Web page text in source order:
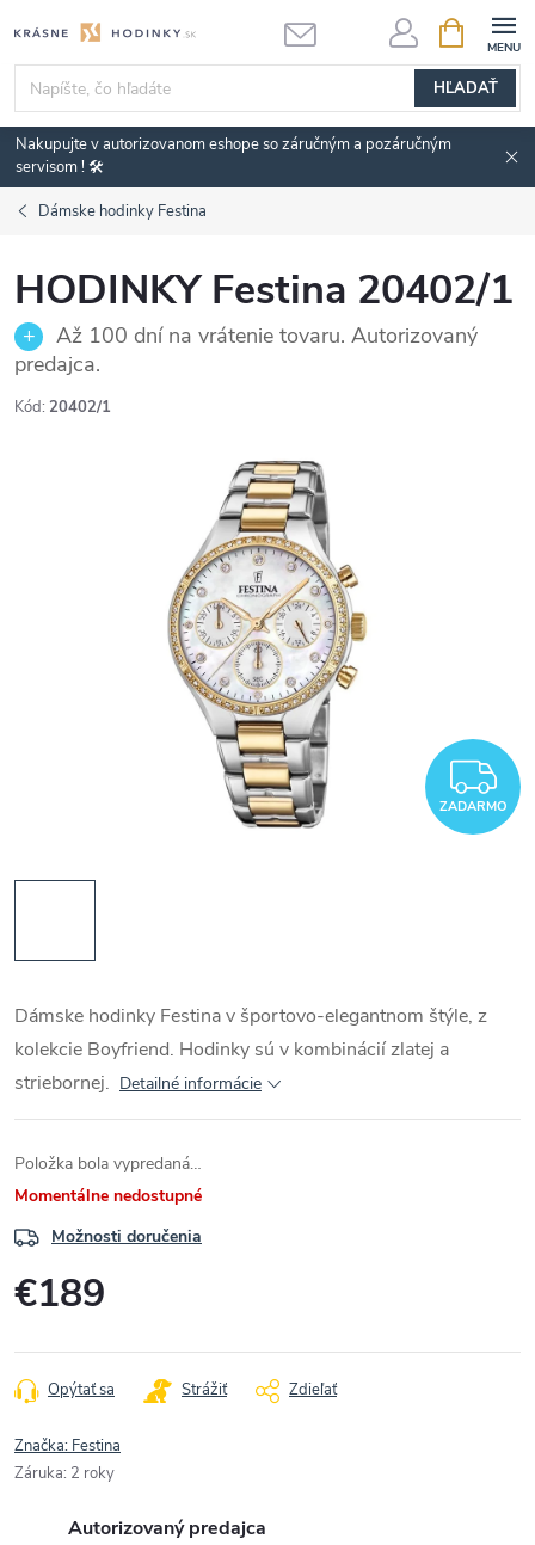
na
obsah
HĽADAŤ
KOŠÍK
Nakupujte v autorizovanom eshope so záručným a pozáručným
servisom ! 🛠️
Dámske hodinky Festina
HODINKY Festina 20402/1
Až 100 dní na vrátenie tovaru. Autorizovaný
predajca.
Kód: 20402/1
ZADARMO
Dámske hodinky Festina v športovo-elegantnom štýle, z
kolekcie Boyfriend. Hodinky sú v kombinácií zlatej a
striebornej. Detailné informácie
Položka bola vypredaná…
Momentálne nedostupné
Možnosti doručenia
€189
cena:
Opýtať sa Strážiť Zdieľať
Značka: Festina
Záruka: 2 roky
Autorizovaný predajca